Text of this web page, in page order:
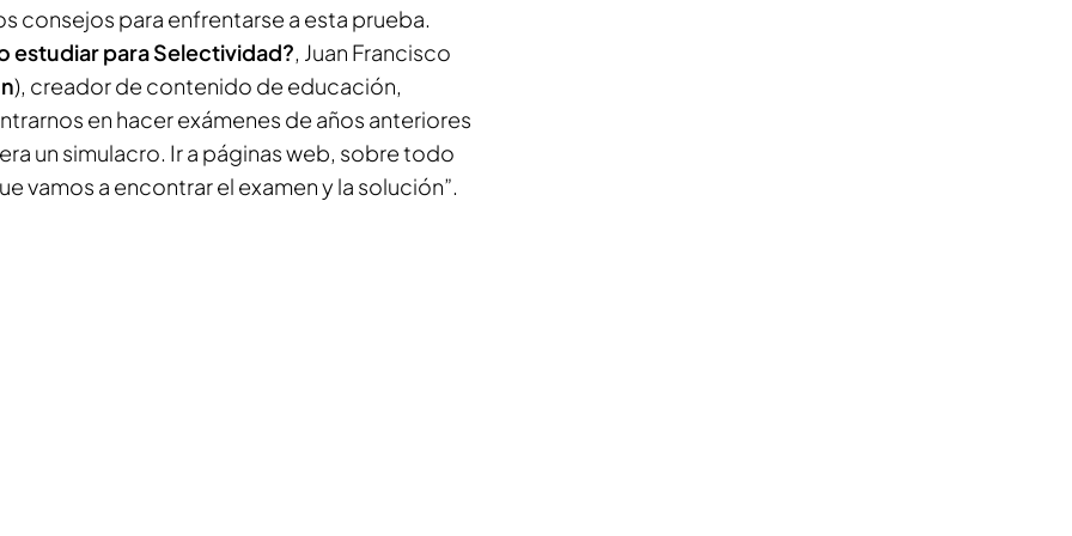
consejos para enfrentarse a esta prueba.
estudiar para Selectividad?, Juan Francisco
), creador de contenido de educación,
en hacer exámenes de años anteriores
un simulacro. Ir a páginas web, sobre todo
vamos a encontrar el examen y la solución”.